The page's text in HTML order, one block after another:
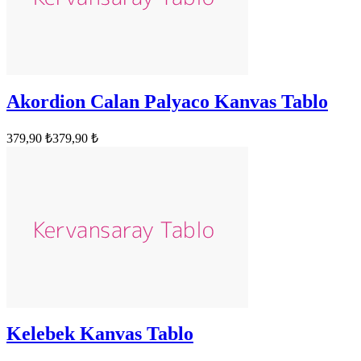
Akordion Calan Palyaco Kanvas Tablo
379,90 ₺379,90 ₺
Kelebek Kanvas Tablo